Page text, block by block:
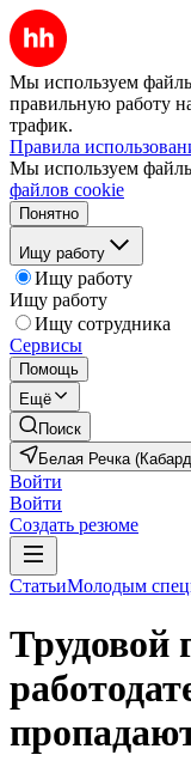
Мы используем
правильную работу
трафик.
Правила
Мы используем
файлов cookie
Понятно
Ищу работу
Ищу работу
Ищу работу
Ищу сотрудника
Сервисы
Помощь
Ещё
Поиск
Белая Речка
Войти
Войти
Создать резюме
СтатьиМолодым
Трудовой